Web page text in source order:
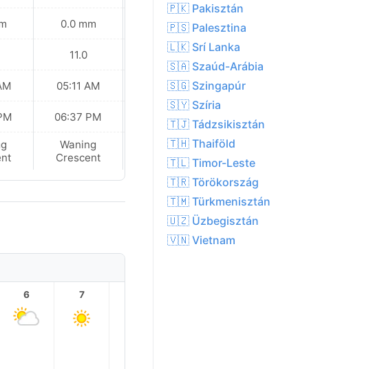
0.0 mm
11.0
05:11 AM
06:37 PM
Waning
Crescent
0.0 mm
11.0
05:11 AM
06:36 PM
Waning
Crescent
6 7
🇵🇰 Pakisztán
🇵🇸 Palesztina
🇱🇰 Srí Lanka
🇸🇦 Szaúd-Arábia
🇸🇬 Szingapúr
🇸🇾 Szíria
🇹🇯 Tádzsikisztán
🇹🇭 Thaiföld
🇹🇱 Timor-Leste
🇹🇷 Törökország
🇹🇲 Türkmenisztán
🇺🇿 Üzbegisztán
🇻🇳 Vietnam